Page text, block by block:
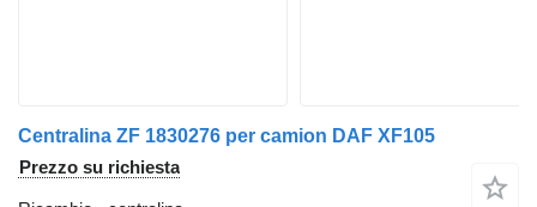
Centralina ZF 1830276 per camion DAF XF105
Prezzo su richiesta